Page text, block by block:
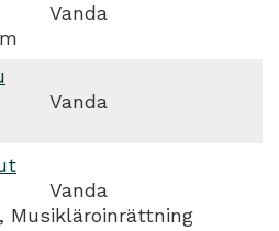
Vanda
Vanda
Vanda
Musikläroinrättning